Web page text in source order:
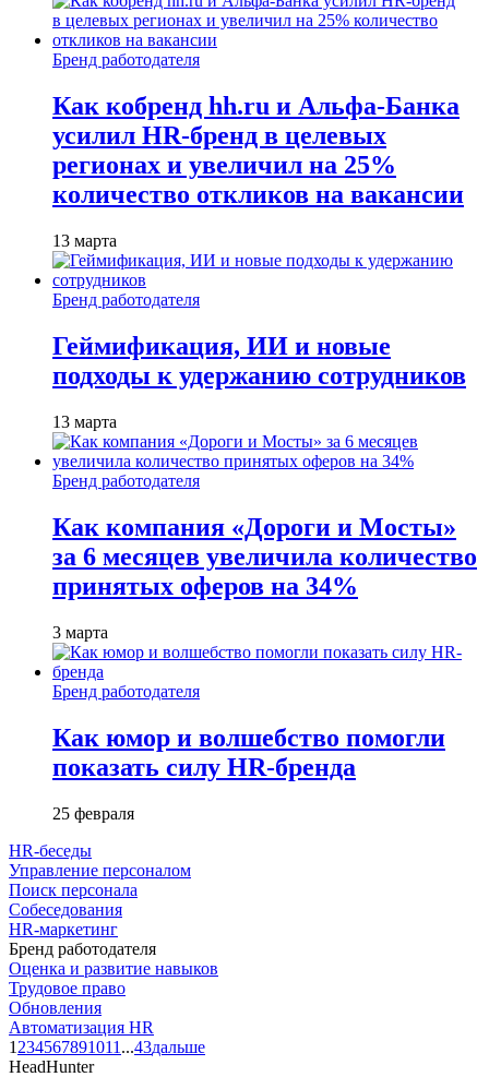
Бренд работодателя
Как кобренд hh.ru и Альфа-Банка
усилил HR-бренд в целевых
регионах и увеличил на 25%
количество откликов на вакансии
13 марта
Бренд работодателя
Геймификация, ИИ и новые
подходы к удержанию сотрудников
13 марта
Бренд работодателя
Как компания «Дороги и Мосты»
за 6 месяцев увеличила количество
принятых оферов на 34%
3 марта
Бренд работодателя
Как юмор и волшебство помогли
показать силу HR-бренда
25 февраля
HR-беседы
Управление персоналом
Поиск персонала
Собеседования
HR-маркетинг
Бренд работодателя
Оценка и развитие навыков
Трудовое право
Обновления
Автоматизация HR
1 234567891011 ...43дальше
HeadHunter